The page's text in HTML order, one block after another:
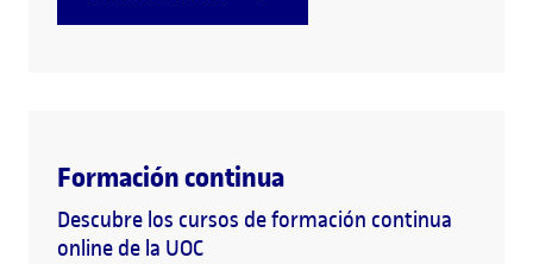
Formación continua
Descubre los cursos de formación continua
online de la UOC